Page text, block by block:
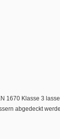
1670 Klasse 3
abgedeckt